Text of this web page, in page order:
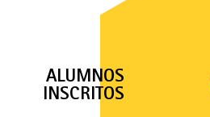
ALUMNOS
INSCRITOS